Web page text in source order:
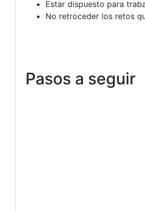
Estar dispuesto para
No retroceder los retos
Pasos a seguir